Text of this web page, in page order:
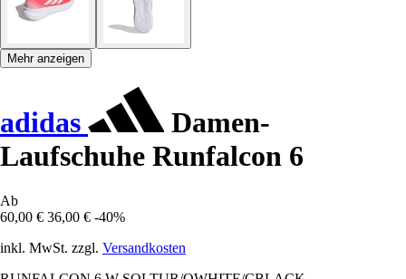
Mehr anzeigen
adidas
Damen-
Laufschuhe Runfalcon 6
Ab
60,00 € 36,00 € -40%
inkl. MwSt. zzgl. Versandkosten